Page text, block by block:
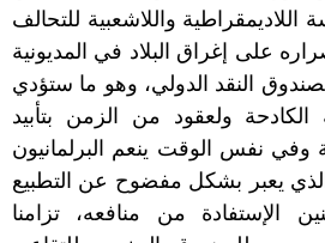
اللاديمقراطية واللاشعبية للتحالف
على إغراق البلاد في المديونية
النقد الدولي، وهو ما ستؤدي
الكادحة ولعقود من الزمن بتأبيد
وفي نفس الوقت ينعم البرلمانيون
والذي يعبر بشكل مفضوح عن التطبيع
الإستفادة من منافعه، تزامنا